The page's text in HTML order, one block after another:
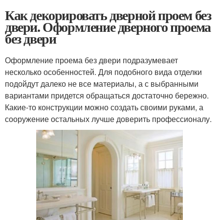
Как декорировать дверной проем без
двери. Оформление дверного проема
без двери
Оформление проема без двери подразумевает
несколько особенностей. Для подобного вида отделки
подойдут далеко не все материалы, а с выбранными
вариантами придется обращаться достаточно бережно.
Какие-то конструкции можно создать своими руками, а
сооружение остальных лучше доверить профессионалу.